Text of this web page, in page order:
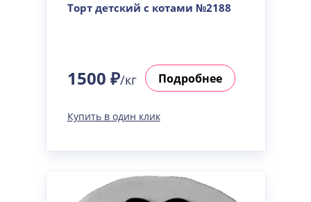
Торт детский с котами №2188
1500 ₽/кг Подробнее
Купить в один клик